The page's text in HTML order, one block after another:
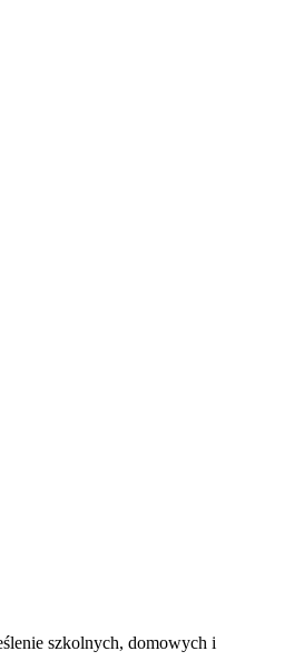
szkolnych, domowych i